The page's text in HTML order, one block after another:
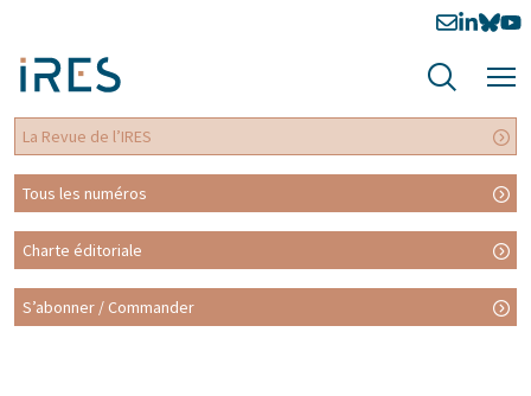
La Revue de l’IRES
Tous les numéros
Charte éditoriale
S’abonner / Commander